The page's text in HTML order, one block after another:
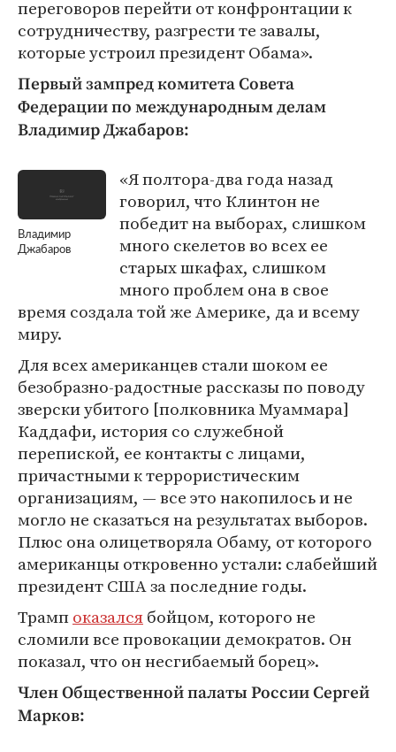
переговоров перейти от конфронтации к
сотрудничеству, разгрести те завалы,
которые устроил президент Обама».
Первый зампред комитета Совета
Федерации по международным делам
Владимир Джабаров:
Владимир
Джабаров
«Я полтора-два года назад
говорил, что Клинтон не
победит на выборах, слишком
много скелетов во всех ее
старых шкафах, слишком
много проблем она в свое
время создала той же Америке, да и всему
миру.
Для всех американцев стали шоком ее
безобразно-радостные рассказы по поводу
зверски убитого [полковника Муаммара]
Каддафи, история со служебной
перепиской, ее контакты с лицами,
причастными к террористическим
организациям, — все это накопилось и не
могло не сказаться на результатах выборов.
Плюс она олицетворяла Обаму, от которого
американцы откровенно устали: слабейший
президент США за последние годы.
Трампоказалсябойцом, которого не
сломили все провокации демократов. Он
показал, что он несгибаемый борец».
Член Общественной палаты России Сергей
Марков: